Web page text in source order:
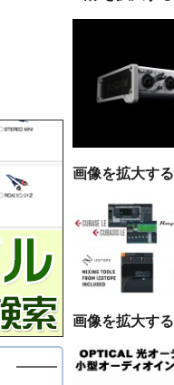
画像を拡大する
画像を拡大する